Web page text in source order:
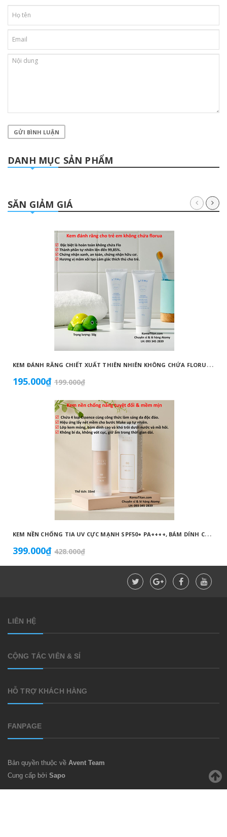
GỬI BÌNH LUẬN
DANH MỤC SẢN PHẨM
SĂN GIẢM GIÁ
K
EM ĐÁNH RĂNG CHIẾT XUẤT THIÊN NHIÊN KHÔNG CHỨA FLORUA AN TOÀN DÀNH CHO TRẺ EM ( 50G) - ATOMY KID NATURAL TOOTHPASTE (NON FLUORIDE) - 애터미 키즈 내추럴 치약 - НАТУРАЛЬНАЯ ДЕТСКАЯ ЗУБНАЯ ПАСТА ATOMY
195.000₫ 199.000₫
K
EM NỀN CHỐNG TIA UV CỰC MẠNH SPF50+ PA++++, BÁM DÍNH CAO, KHÔNG VÓN CỤC, DƯỠNG ẨM VÀ DƯỠNG TRẮNG DA HOÀN HẢO NO.23 (MÀU BEIGE) - ATOMY BB ABSOLUTE 23 - 애터미 앱솔루트 BB - АТОМИ АБСОЛЮТ BB №23
399.000₫ 428.000₫
LIÊN HỆ
CỘNG TÁC VIÊN & SỈ
HỖ TRỢ KHÁCH HÀNG
FANPAGE
Bản quyền thuộc về Avent Team
Cung cấp bởi Sapo